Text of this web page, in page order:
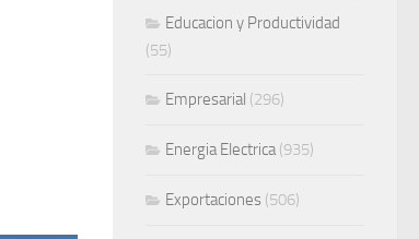
Educacion y Productividad
(55)
Empresarial (296)
Energia Electrica(935)
Exportaciones (506)